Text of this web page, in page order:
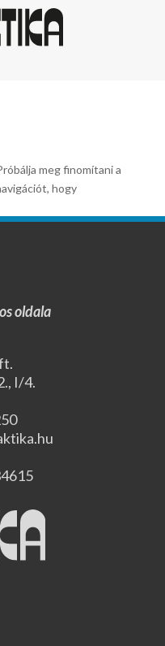
meg finomítani a
hogy
oldala
I/4.